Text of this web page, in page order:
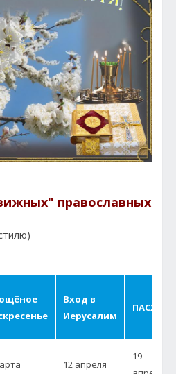
православных
Вход в
Иерусалим
ПАСХА
12 апреля
19